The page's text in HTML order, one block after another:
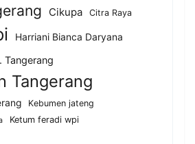
Cikupa Citra Raya
Harriani Bianca Daryana
Tangerang
Tangerang
Kebumen jateng
Ketum feradi wpi